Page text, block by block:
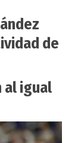
de
al igual